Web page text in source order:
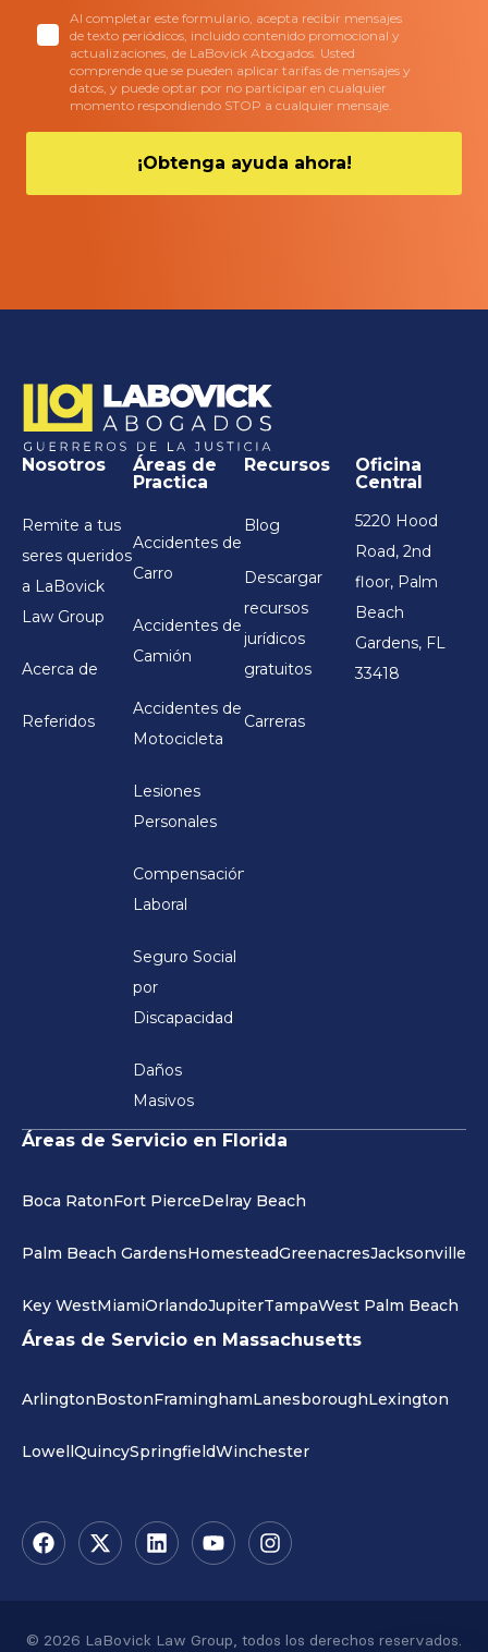
Al completar este formulario, acepta recibir mensajes
de texto periódicos, incluido contenido promocional y
actualizaciones, de LaBovick Abogados. Usted
comprende que se pueden aplicar tarifas de mensajes y
datos, y puede optar por no participar en cualquier
momento respondiendo STOP a cualquier mensaje.
Nosotros
Remite a tus
seres queridos
a LaBovick
Law Group
Acerca de
Referidos
Áreas de
Practica
Accidentes de
Carro
Accidentes de
Camión
Accidentes de
Motocicleta
Lesiones
Personales
Compensación
Laboral
Seguro Social
por
Discapacidad
Daños
Masivos
Recursos
Blog
Descargar
recursos
jurídicos
gratuitos
Carreras
Oficina
Central
5220 Hood
Road, 2nd
floor, Palm
Beach
Gardens, FL
33418
Áreas de Servicio en Florida
Boca RatonFort PierceDelray Beach
Palm Beach GardensHomesteadGreenacresJacksonville
Key WestMiamiOrlandoJupiterTampaWest Palm Beach
Áreas de Servicio en Massachusetts
ArlingtonBostonFraminghamLanesboroughLexington
Lowell QuincySpringfieldWinchester
© 2026 LaBovick Law Group, todos los derechos reservados.